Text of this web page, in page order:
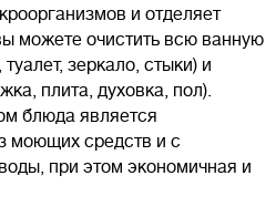
и отделяет
можете очистить всю ванную
зеркало, стыки) и
плита, духовка, пол).
блюда является
моющих средств и с
при этом экономичная и